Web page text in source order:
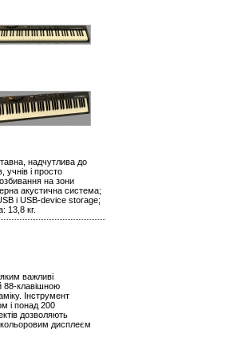
надчутлива до
і просто
на зони
акустична система;
і USB-device storage;
13,8 кг.
важливі
88-клавішною
Інструмент
і понад 200
дозволяють
кольоровим дисплеєм